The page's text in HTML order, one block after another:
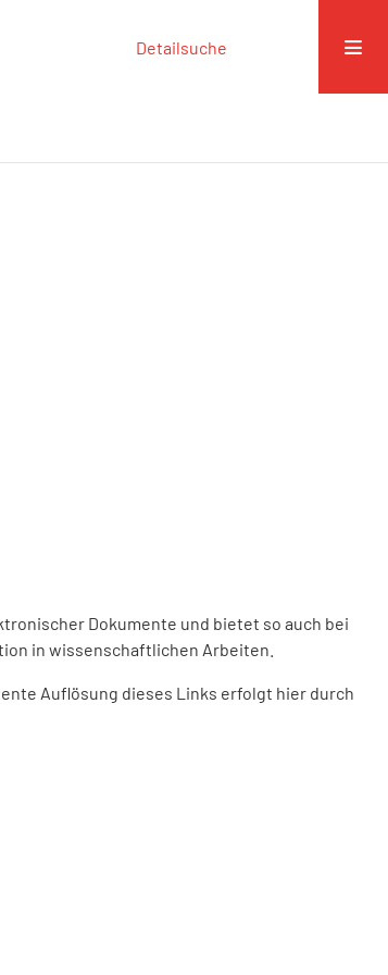
Detailsuche
Dokumente und bietet so auch bei
in wissenschaftlichen Arbeiten.
Auflösung dieses Links erfolgt hier durch